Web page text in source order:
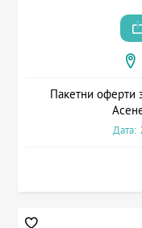
Пакетни оферти
Дата: